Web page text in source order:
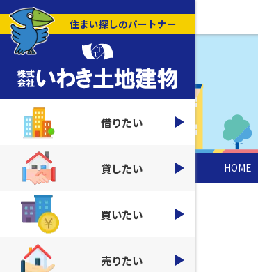
住まい探しのパートナー
借りたい
貸したい
買いたい
売りたい
HOME